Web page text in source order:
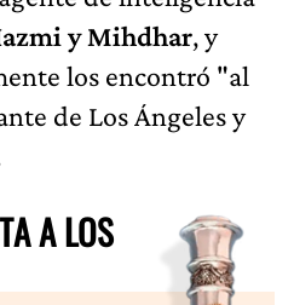
y Mihdhar, y
los encontró "al
de Los Ángeles y
A LOS